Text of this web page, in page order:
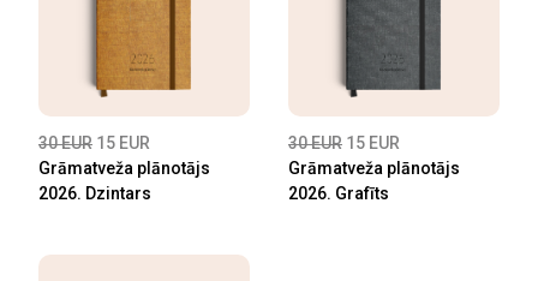
30 EUR 15 EUR
Grāmatveža plānotājs
2026. Dzintars
30 EUR 15 EUR
Grāmatveža plānotājs
2026. Grafīts